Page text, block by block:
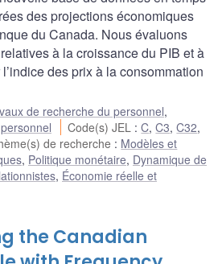
des projections économiques
du Canada. Nous évaluons
à la croissance du PIB et à
des prix à la consommation
de recherche du personnel,
Code(s) JEL :C,C3,C32,
de recherche : Modèles et
, Politique monétaire, Dynamique de
, Économie réelle et
the Canadian